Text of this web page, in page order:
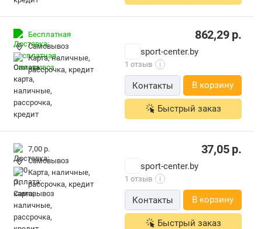
Бесплатная
Самовывоз
карта, наличные,
рассрочка, кредит
862,29р.
sport-center.by
1 отзыв i
Контакты В корзину
Быстрый заказ
7,00 р.
Самовывоз
карта, наличные,
рассрочка, кредит
37,05р.
sport-center.by
1 отзыв i
Контакты В корзину
Быстрый заказ